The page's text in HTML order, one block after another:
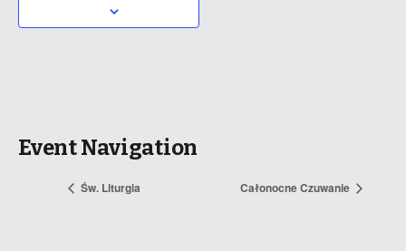
Event Navigation
Św. Liturgia Całonocne Czuwanie